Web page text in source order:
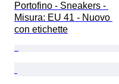
Portofino - Sneakers -
Misura: EU 41 - Nuovo
con etichette